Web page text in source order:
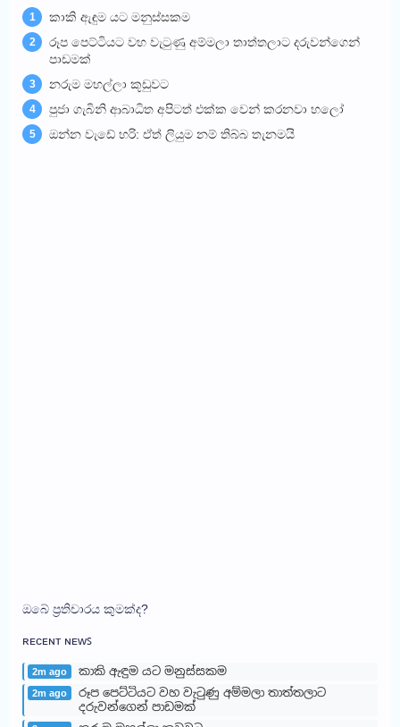
1 කාකි ඇඳුම යට මනුස්සකම
2
රූප පෙට්ටියට වහ වැටුණු අම්මලා තාත්තලාට දරුවන්ගෙන්
පාඩමක්
3 නරුම මහල්ලා කූඩුවට
4 පුජා ගැබිනි ආබාධිත අපිටත් එක්ක වෙන් කරනවා හලෝ
5 ඔන්න වැඩේ හරි: ඒත් ලියුම නම් තිබ්බ තැනමයි
ඔබේ ප්‍රතිචාරය කුමක්ද?
ʀᴇᴄᴇɴᴛ ɴᴇᴡꜱ
2m ago කාකි ඇඳුම යට මනුස්සකම
2m ago
රූප පෙට්ටියට වහ වැටුණු අම්මලා තාත්තලාට
දරුවන්ගෙන් පාඩමක්